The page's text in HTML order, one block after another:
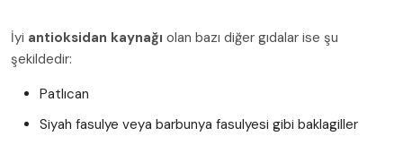
İyi antioksidan kaynağı olan bazı diğer gıdalar ise şu
şekildedir:
Patlıcan
Siyah fasulye veya barbunya fasulyesi gibi baklagiller